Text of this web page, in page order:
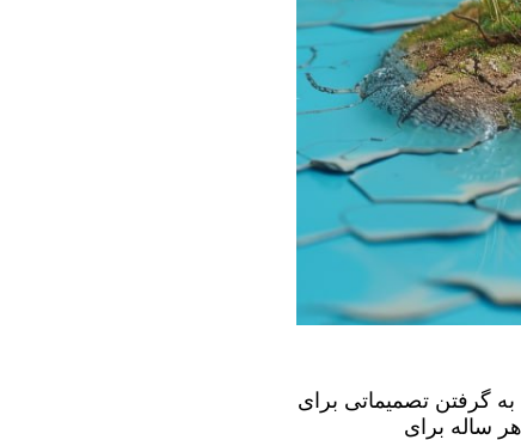
گرفتن تصمیماتی برای
ساله برای